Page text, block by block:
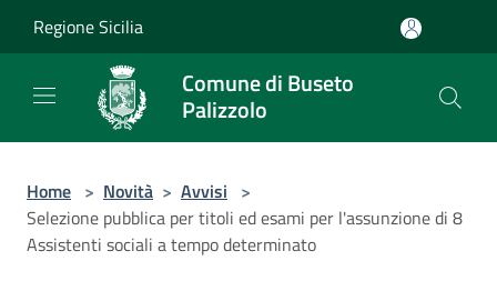
Regione Sicilia
Comune di Buseto
Palizzolo
Home > Novità > Avvisi >
Selezione pubblica per titoli ed esami per l'assunzione di 8
Assistenti sociali a tempo determinato